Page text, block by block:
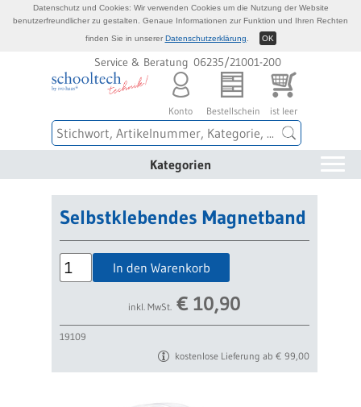
Service & Beratung 06235/21001-200
Konto Bestellschein ist leer
Kategorien
Selbstklebendes Magnetband
In den Warenkorb
inkl. MwSt. € 10,90
19109
kostenlose Lieferung ab € 99,00
Datenschutz und Cookies: Wir verwenden Cookies um die Nutzung der Website
benutzerfreundlicher zu gestalten. Genaue Informationen zur Funktion und Ihren Rechten
finden Sie in unserer Datenschutzerklärung OK